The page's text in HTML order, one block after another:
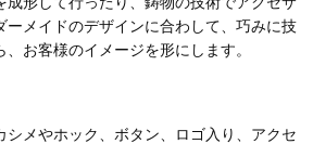
ーメイドのデザインに合わして、巧みに技
お客様のイメージを形にします。
シメやホック、ボタン、ロゴ入り、アクセ